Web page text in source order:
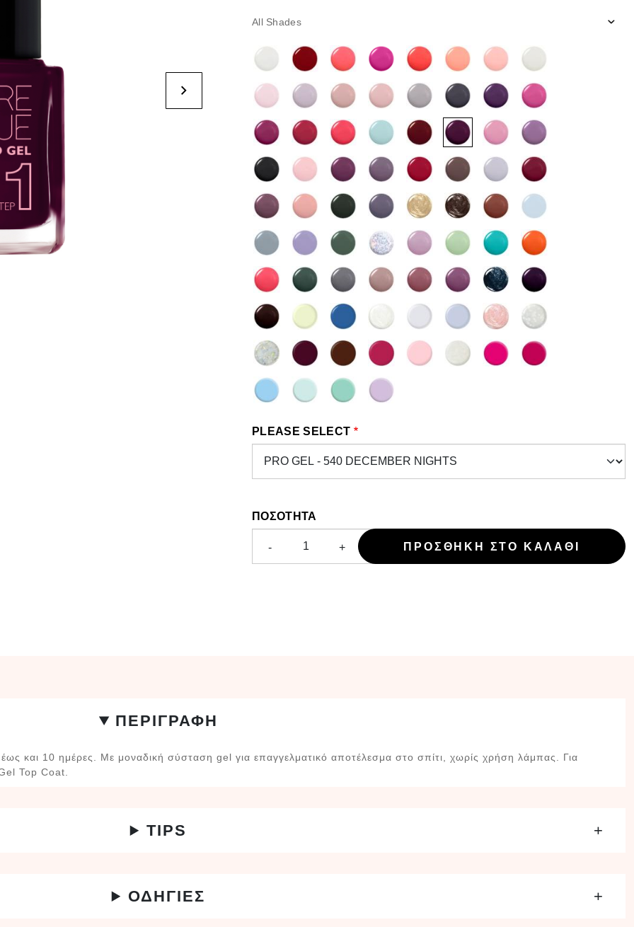
All Shades
PLEASE SELECT
ΠΟΣΌΤΗΤΑ
+
-
ΠΕΡΙΓΡΑΦΗ
και 10 ημέρες. Με μοναδική σύσταση gel για επαγγελματικό αποτέλεσμα στο σπίτι, χωρίς χρήση λάμπας. Για
Top Coat.
TIPS
ΟΔΗΓΙΕΣ